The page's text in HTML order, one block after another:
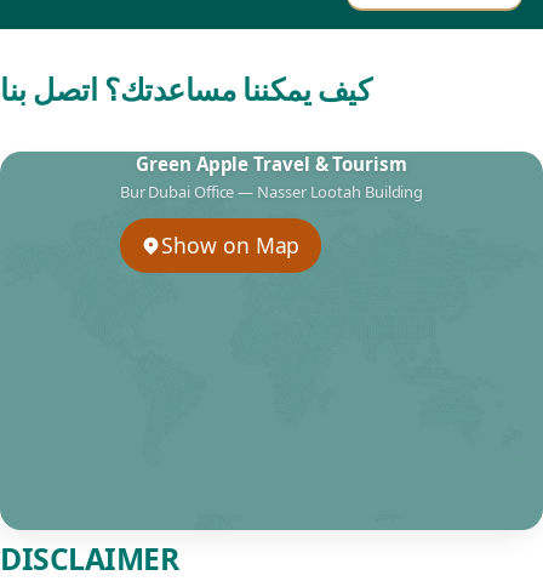
كيف يمكننا مساعدتك؟ اتصل بنا
Green Apple Travel & Tourism
Bur Dubai Office — Nasser Lootah Building
Show on Map
DISCLAIMER